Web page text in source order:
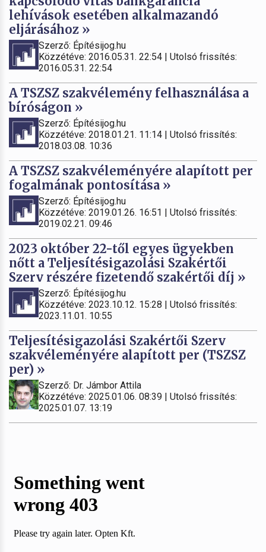
lehívások esetében alkalmazandó
eljárásához »
Szerző: Építésijog.hu
Közzétéve: 2016.05.31. 22:54 | Utolsó frissítés:
2016.05.31. 22:54
A TSZSZ szakvélemény felhasználása a
bíróságon »
Szerző: Építésijog.hu
Közzétéve: 2018.01.21. 11:14 | Utolsó frissítés:
2018.03.08. 10:36
A TSZSZ szakvéleményére alapított per
fogalmának pontosítása »
Szerző: Építésijog.hu
Közzétéve: 2019.01.26. 16:51 | Utolsó frissítés:
2019.02.21. 09:46
2023 október 22-től egyes ügyekben
nőtt a Teljesítésigazolási Szakértői
Szerv részére fizetendő szakértői díj »
Szerző: Építésijog.hu
Közzétéve: 2023.10.12. 15:28 | Utolsó frissítés:
2023.11.01. 10:55
Teljesítésigazolási Szakértői Szerv
szakvéleményére alapított per (TSZSZ
per) »
Szerző: Dr. Jámbor Attila
Közzétéve: 2025.01.06. 08:39 | Utolsó frissítés:
2025.01.07. 13:19